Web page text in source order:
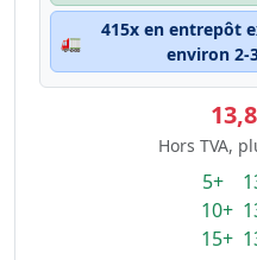
🚛
415x en entrepôt
environ 2-
Hors TVA,
5+
10+
15+